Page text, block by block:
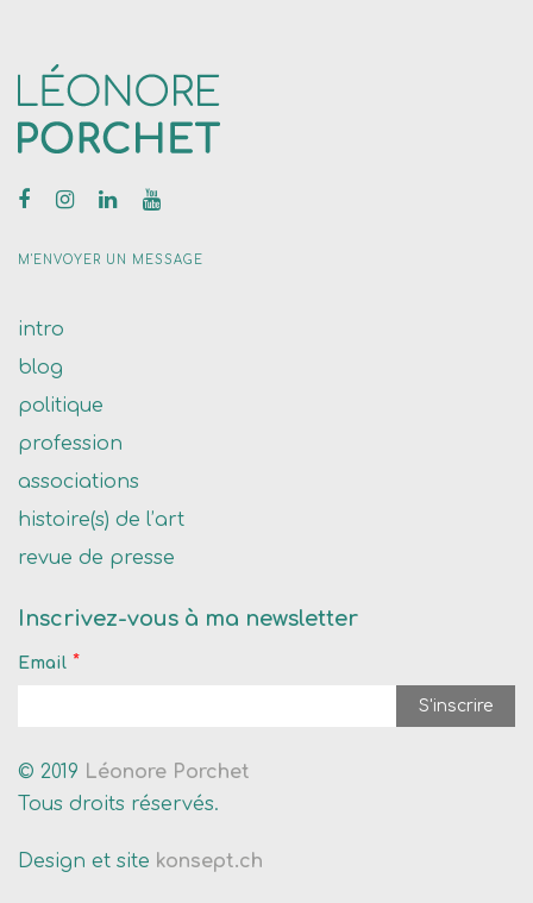
M'ENVOYER UN MESSAGE
intro
blog
politique
profession
associations
histoire(s) de l’art
revue de presse
Inscrivez-vous à ma newsletter
Email *
© 2019 Léonore Porchet
Tous droits réservés.
Design et site konsept.ch